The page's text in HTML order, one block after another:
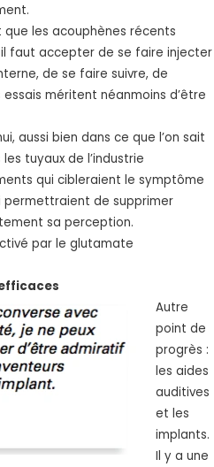
les acouphènes récents
il faut accepter de se faire injecter
de se faire suivre, de
méritent néanmoins d’être
aussi bien dans ce que l’on sait
tuyaux de l’industrie
qui cibleraient le symptôme
permettraient de supprimer
sa perception.
par le glutamate
Autre
point de
progrès :
les aides
auditives
et les
implants.
Il y a une